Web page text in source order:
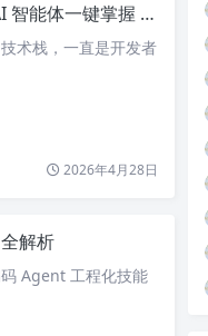
Google 云与技术能力
术栈，一直是开发者
2026年4月28日
解析
Agent 工程化技能